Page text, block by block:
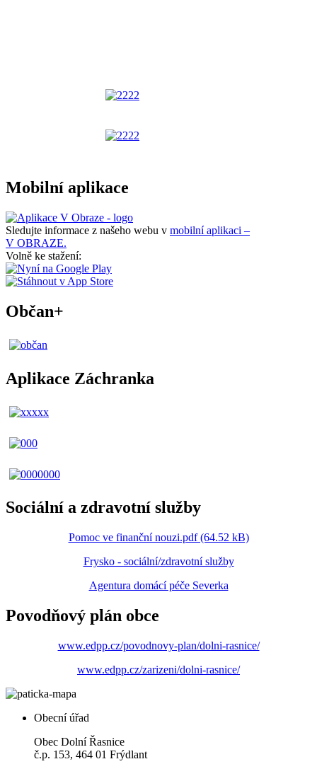
Mobilní aplikace
Sledujte informace z našeho webu v mobilní aplikaci –
V OBRAZE.
Volně ke stažení:
Občan+
Aplikace Záchranka
Sociální a zdravotní služby
Pomoc ve finanční nouzi.pdf (64.52 kB)
Frysko - sociální/zdravotní služby
Agentura domácí péče Severka
Povodňový plán obce
www.edpp.cz/povodnovy-plan/dolni-rasnice/
www.edpp.cz/zarizeni/dolni-rasnice/
Obecní úřad
Obec Dolní Řasnice
č.p. 153, 464 01 Frýdlant